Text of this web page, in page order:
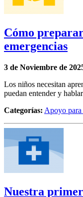
Cómo
emergencias
3 de Noviembre de
Los niños necesitan
puedan entender y
Categorías: Apoyo
Nuestra